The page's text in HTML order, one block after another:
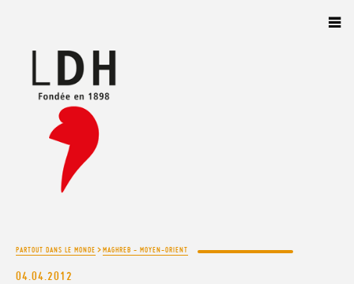
PARTOUT DANS LE MONDE >MAGHREB - MOYEN-ORIENT
04.04.2012